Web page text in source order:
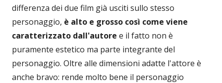
differenza dei due film già usciti sullo stesso
personaggio, è alto e grosso così come viene
caratterizzato dall'autore e il fatto non è
puramente estetico ma parte integrante del
personaggio. Oltre alle dimensioni adatte l'attore è
anche bravo: rende molto bene il personaggio